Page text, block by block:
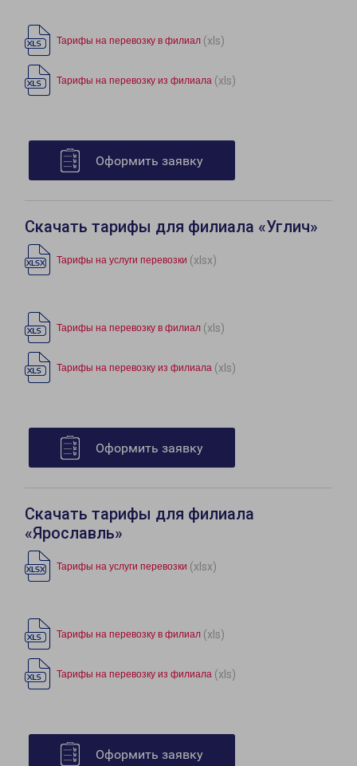
Тарифы на перевозку в филиал (xls)
Тарифы на перевозку из филиала (xls)
Оформить заявку
Скачать тарифы для филиала «Углич»
Тарифы на услуги перевозки (xlsx)
Тарифы на перевозку в филиал (xls)
Тарифы на перевозку из филиала (xls)
Оформить заявку
Скачать тарифы для филиала
«Ярославль»
Тарифы на услуги перевозки (xlsx)
Тарифы на перевозку в филиал (xls)
Тарифы на перевозку из филиала (xls)
Оформить заявку